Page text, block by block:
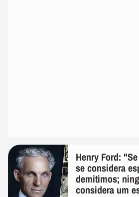
Henry Ford:
se considera
demitimos;
considera um